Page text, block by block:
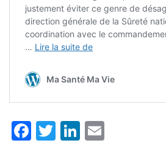
Facebook
TwitterLinkedIn